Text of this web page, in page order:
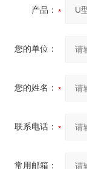
产品：
您的单位：
您的姓名：
联系电话：
常用邮箱：